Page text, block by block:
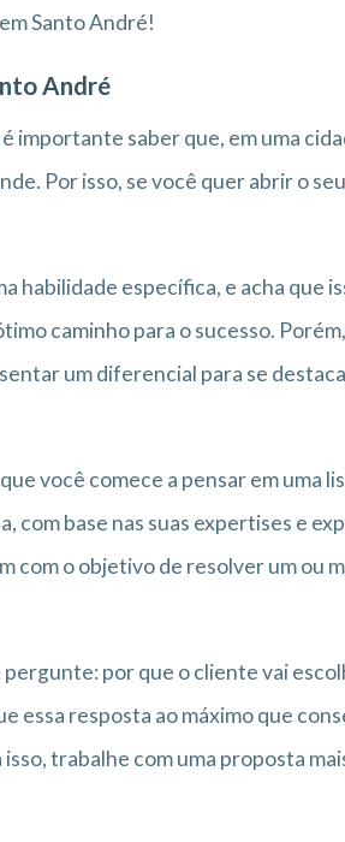
Santo André!
André
importante saber que, em uma
Por isso, se você quer abrir o
habilidade específica, e acha que
caminho para o sucesso.
um diferencial para se
você comece a pensar em uma
com base nas suas expertises e
com o objetivo de resolver um ou
por que o cliente vai
essa resposta ao máximo que
trabalhe com uma proposta